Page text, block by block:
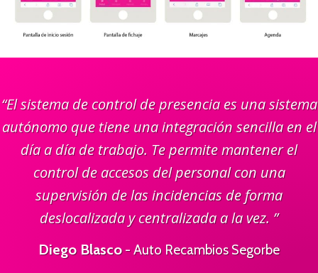
“El sistema de control de presencia es una sistema
autónomo que tiene una integración sencilla en el
día a día de trabajo. Te permite mantener el
control de accesos del personal con una
supervisión de las incidencias de forma
deslocalizada y centralizada a la vez. ”
Diego Blasco- Auto Recambios Segorbe